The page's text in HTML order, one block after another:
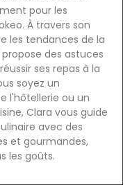
pour les
À travers son
les tendances de la
des astuces
ses repas à la
soyez un
l'hôtellerie ou un
Clara vous guide
avec des
et gourmandes,
les goûts.